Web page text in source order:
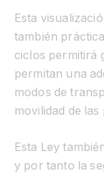
Esta
también
ciclos permitirá
permitan una
modos de
movilidad de
Esta Ley
y por tanto la